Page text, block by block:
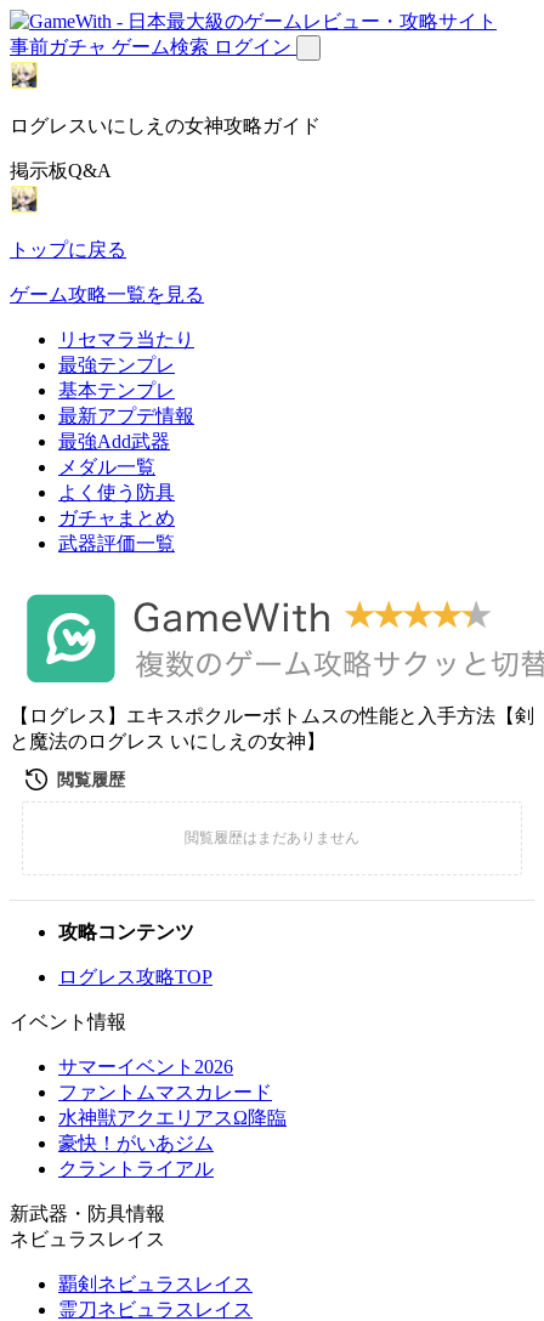
事前ガチャ ゲーム検索 ログイン
ログレスいにしえの女神攻略ガイド
掲示板Q&A
トップに戻る
ゲーム攻略一覧を見る
リセマラ当たり
最強テンプレ
基本テンプレ
最新アプデ情報
最強Add武器
メダル一覧
よく使う防具
ガチャまとめ
武器評価一覧
【ログレス】エキスポクルーボトムスの性能と入手方法【剣
と魔法のログレス いにしえの女神】
攻略コンテンツ
ログレス攻略TOP
イベント情報
サマーイベント2026
ファントムマスカレード
水神獣アクエリアスΩ降臨
豪快！がいあジム
クラントライアル
新武器・防具情報
ネビュラスレイス
覇剣ネビュラスレイス
霊刀ネビュラスレイス